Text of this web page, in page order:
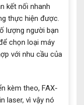
kết nối nhanh
thực hiện được.
lượng người bạn
chọn loại máy
với nhu cầu của
kèm theo, FAX-
laser, vì vậy nó